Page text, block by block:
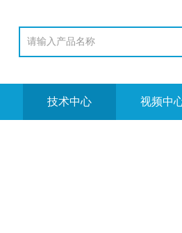
技术中心 视频中